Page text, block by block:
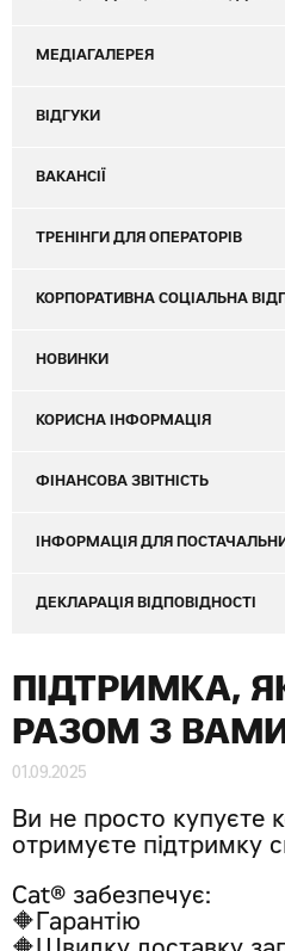
МЕДІАГАЛЕРЕЯ
ВІДГУКИ
ВАКАНСІЇ
ТРЕНІНГИ ДЛЯ ОПЕРАТОРІВ
КОРПОРАТИВНА СОЦІАЛЬНА
НОВИНКИ
КОРИСНА ІНФОРМАЦІЯ
ФІНАНСОВА ЗВІТНІСТЬ
ІНФОРМАЦІЯ ДЛЯ
ДЕКЛАРАЦІЯ ВІДПОВІДНОСТІ
ПІДТРИМКА,
РАЗОМ З
01.09.2025
Ви не просто купуєте
отримуєте підтримку
Cat® забезпечує:
🔶Гарантію